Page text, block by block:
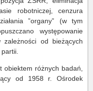
robotniczej, cenzura
”organy” (w tym
występowanie
od bieżących
obiektem różnych badań,
od 1958 r. Ośrodek